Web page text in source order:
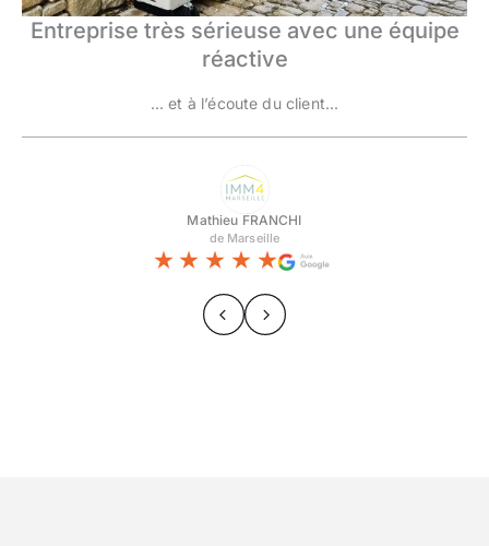
Entreprise très sérieuse avec une équipe
réactive
... et à l’écoute du client...
Mathieu FRANCHI
de Marseille